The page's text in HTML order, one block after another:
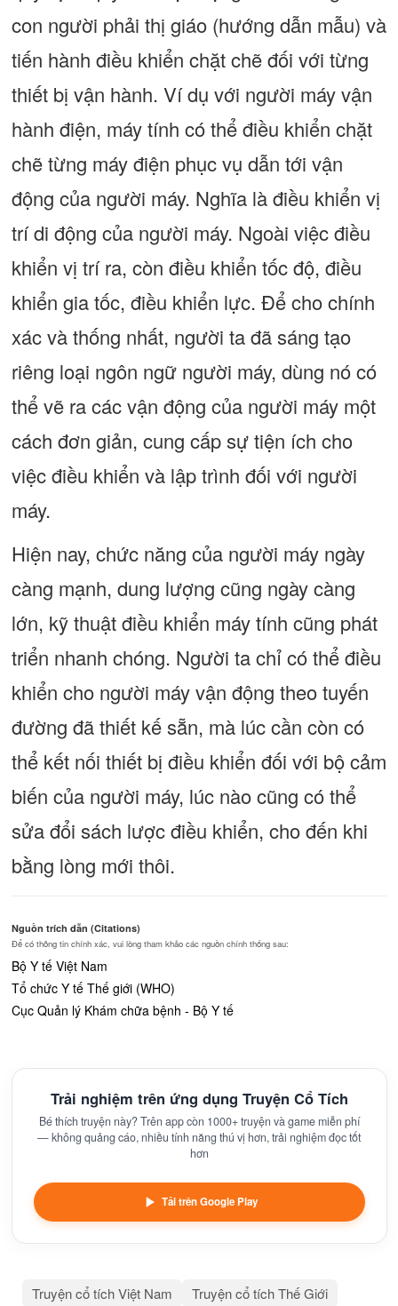
con người phải thị giáo (hướng dẫn mẫu) và
tiến hành điều khiển chặt chẽ đối với từng
thiết bị vận hành. Ví dụ với người máy vận
hành điện, máy tính có thể điều khiển chặt
chẽ từng máy điện phục vụ dẫn tới vận
động của người máy. Nghĩa là điều khiển vị
trí di động của người máy. Ngoài việc điều
khiển vị trí ra, còn điều khiển tốc độ, điều
khiển gia tốc, điều khiển lực. Để cho chính
xác và thống nhất, người ta đã sáng tạo
riêng loại ngôn ngữ người máy, dùng nó có
thể vẽ ra các vận động của người máy một
cách đơn giản, cung cấp sự tiện ích cho
việc điều khiển và lập trình đối với người
máy.
Hiện nay, chức năng của người máy ngày
càng mạnh, dung lượng cũng ngày càng
lớn, kỹ thuật điều khiển máy tính cũng phát
triển nhanh chóng. Người ta chỉ có thể điều
khiển cho người máy vận động theo tuyến
đường đã thiết kế sẵn, mà lúc cần còn có
thể kết nối thiết bị điều khiển đối với bộ cảm
biến của người máy, lúc nào cũng có thể
sửa đổi sách lược điều khiển, cho đến khi
bằng lòng mới thôi.
Nguồn trích dẫn (Citations)
Để có thông tin chính xác, vui lòng tham khảo các nguồn chính thống sau:
Bộ Y tế Việt Nam
Tổ chức Y tế Thế giới (WHO)
Cục Quản lý Khám chữa bệnh - Bộ Y tế
Trải nghiệm trên ứng dụng Truyện Cổ Tích
Bé thích truyện này? Trên app còn 1000+ truyện và game miễn phí
— không quảng cáo, nhiều tính năng thú vị hơn, trải nghiệm đọc tốt
hơn
Tải trên Google Play
Truyện cổ tích Việt Nam
Truyện cổ tích Thế Giới